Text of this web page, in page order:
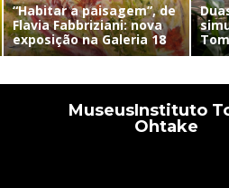
“Habitar a paisagem”, de
Flavia Fabbriziani: nova
exposição na Galeria 18
MuseusInstituto
Ohtake